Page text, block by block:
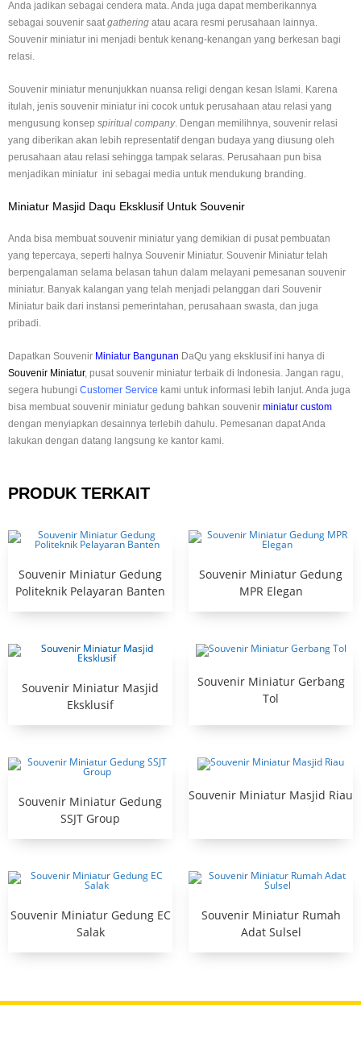
Anda jadikan sebagai cendera mata. Anda juga dapat memberikannya
sebagai souvenir saat gathering atau acara resmi perusahaan lainnya.
Souvenir miniatur ini menjadi bentuk kenang-kenangan yang berkesan bagi
relasi.
Souvenir miniatur menunjukkan nuansa religi dengan kesan Islami. Karena
itulah, jenis souvenir miniatur ini cocok untuk perusahaan atau relasi yang
mengusung konsep spiritual company. Dengan memilihnya, souvenir relasi
yang diberikan akan lebih representatif dengan budaya yang diusung oleh
perusahaan atau relasi sehingga tampak selaras. Perusahaan pun bisa
menjadikan miniatur ini sebagai media untuk mendukung branding.
Miniatur Masjid Daqu Eksklusif Untuk Souvenir
Anda bisa membuat souvenir miniatur yang demikian di pusat pembuatan
yang tepercaya, seperti halnya Souvenir Miniatur. Souvenir Miniatur telah
berpengalaman selama belasan tahun dalam melayani pemesanan souvenir
miniatur. Banyak kalangan yang telah menjadi pelanggan dari Souvenir
Miniatur baik dari instansi pemerintahan, perusahaan swasta, dan juga
pribadi.
Dapatkan Souvenir Miniatur Bangunan DaQu yang eksklusif ini hanya di
Souvenir Miniatur, pusat souvenir miniatur terbaik di Indonesia. Jangan ragu,
segera hubungi Customer Service kami untuk informasi lebih lanjut. Anda juga
bisa membuat souvenir miniatur gedung bahkan souvenir miniatur custom
dengan menyiapkan desainnya terlebih dahulu. Pemesanan dapat Anda
lakukan dengan datang langsung ke kantor kami.
PRODUK TERKAIT
Souvenir Miniatur Gedung
Politeknik Pelayaran Banten
Souvenir Miniatur Gedung
MPR Elegan
Souvenir Miniatur Masjid
Eksklusif
Souvenir Miniatur Gerbang
Tol
Souvenir Miniatur Gedung
SSJT Group
Souvenir Miniatur Masjid Riau
Souvenir Miniatur Gedung EC
Salak
Souvenir Miniatur Rumah
Adat Sulsel